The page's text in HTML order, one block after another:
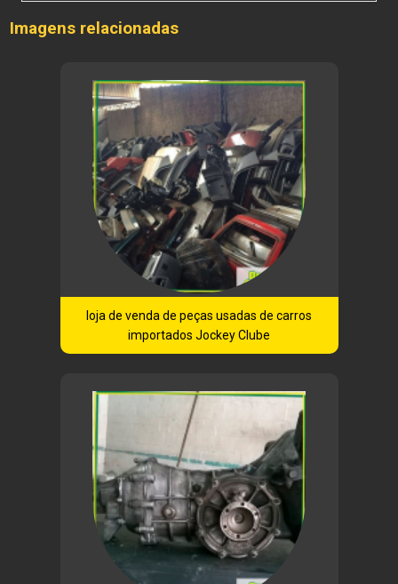
Imagens relacionadas
loja de venda de peças usadas de carros
importados Jockey Clube